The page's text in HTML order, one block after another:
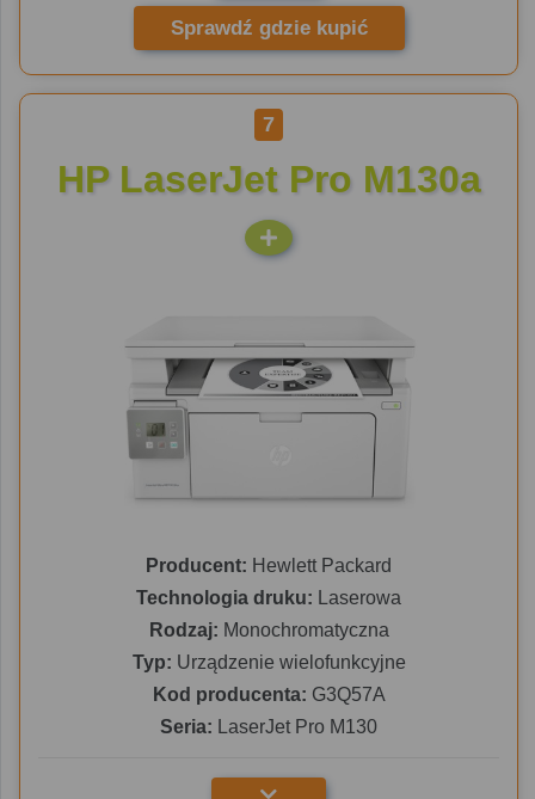
Sprawdź gdzie kupić
7
HP LaserJet Pro M130a
Producent: Hewlett Packard
Technologia druku: Laserowa
Rodzaj: Monochromatyczna
Typ: Urządzenie wielofunkcyjne
Kod producenta: G3Q57A
Seria: LaserJet Pro M130